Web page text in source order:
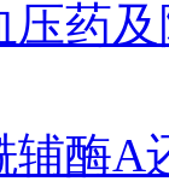
压药
辅酶A